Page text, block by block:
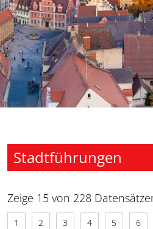
Stadtführungen
Zeige 15 von 228
1 2 3 4 5 6